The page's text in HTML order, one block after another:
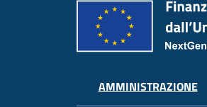
AMMINISTRAZIONE